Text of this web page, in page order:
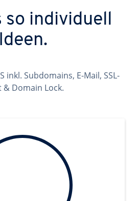
so individuell
inkl. Subdomains, E-Mail, SSL-
Domain Lock.